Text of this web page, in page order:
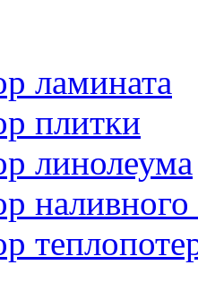
ламината
плитки
линолеума